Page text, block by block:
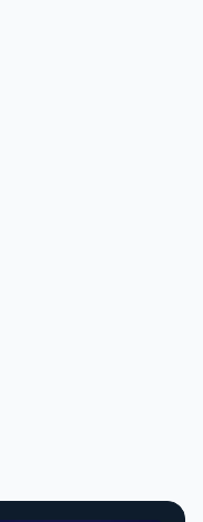
2024-2025 à 149,00 €